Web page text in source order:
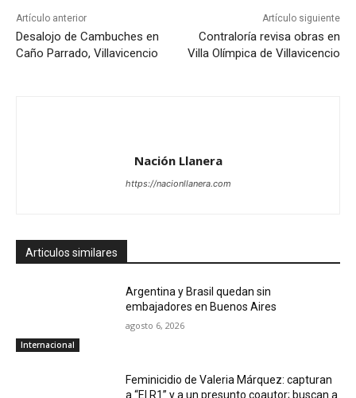
Artículo anterior
Desalojo de Cambuches en
Caño Parrado, Villavicencio
Artículo siguiente
Contraloría revisa obras en
Villa Olímpica de Villavicencio
Nación Llanera
https://nacionllanera.com
Articulos similares
Internacional
Argentina y Brasil quedan sin
embajadores en Buenos Aires
agosto 6, 2026
Feminicidio de Valeria Márquez: capturan
a “El R1” y a un presunto coautor; buscan a